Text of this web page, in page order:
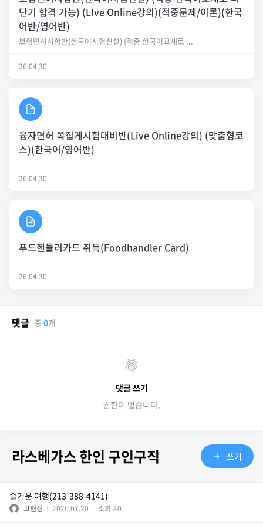
단기 합격 가능) (LIve Online강의)(적중문제/이론)(한국
어반/영어반)
보험면허시험반(한국어시험신설) (적중 한국어교재로 ...
26.04.30
융자면허 쪽집게시험대비반(Live Online강의) (맞춤형코
스)(한국어/영어반)
26.04.30
푸드핸들러카드 취득(Foodhandler Card)
26.04.30
댓글 총 0개
댓글 쓰기
권한이 없습니다.
라스베가스 한인 구인구직 쓰기
즐거운 여행(213-388-4141)
고현정 2026.07.20 조회 40